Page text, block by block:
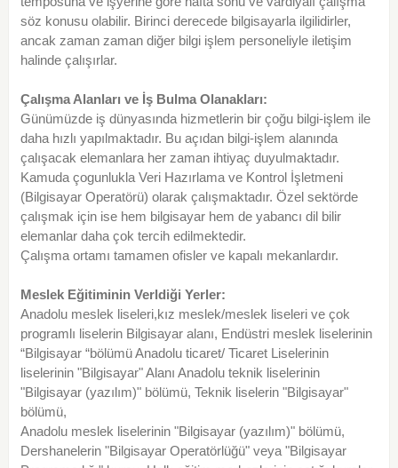
söz konusu olabilir. Birinci derecede bilgisayarla ilgilidirler,
ancak zaman zaman diğer bilgi işlem personeliyle iletişim
halinde çalışırlar.
Çalışma Alanları ve İş Bulma Olanakları:
Günümüzde iş dünyasında hizmetlerin bir çoğu bilgi-işlem ile
daha hızlı yapılmaktadır. Bu açıdan bilgi-işlem alanında
çalışacak elemanlara her zaman ihtiyaç duyulmaktadır.
Kamuda çogunlukla Veri Hazırlama ve Kontrol İşletmeni
(Bilgisayar Operatörü) olarak çalışmaktadır. Özel sektörde
çalışmak için ise hem bilgisayar hem de yabancı dil bilir
elemanlar daha çok tercih edilmektedir.
Çalışma ortamı tamamen ofisler ve kapalı mekanlardır.
Meslek Eğitiminin Verldiği Yerler:
Anadolu meslek liseleri,kız meslek/meslek liseleri ve çok
programlı liselerin Bilgisayar alanı, Endüstri meslek liselerinin
“Bilgisayar “bölümü Anadolu ticaret/ Ticaret Liselerinin
liselerinin "Bilgisayar" Alanı Anadolu teknik liselerinin
"Bilgisayar (yazılım)" bölümü, Teknik liselerin "Bilgisayar"
bölümü,
Anadolu meslek liselerinin "Bilgisayar (yazılım)" bölümü,
Dershanelerin "Bilgisayar Operatörlüğü" veya "Bilgisayar